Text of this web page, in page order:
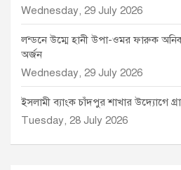
Wednesday, 29 July 2026
লন্ডনে উম্মে হানী উপা-ওমর ফারুক
অর্জন
Wednesday, 29 July 2026
ইসলামী ব্যাংক চাঁদপুর শাখার উদ্যোগে
Tuesday, 28 July 2026